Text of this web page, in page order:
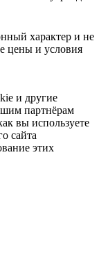
характер и не
цены и условия
и другие
партнёрам
вы используете
сайта
этих